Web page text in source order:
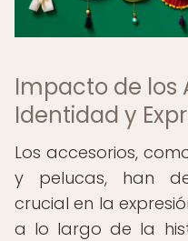
Impacto de los
Identidad y
Los accesorios,
y pelucas, han
crucial en la
a lo largo de la